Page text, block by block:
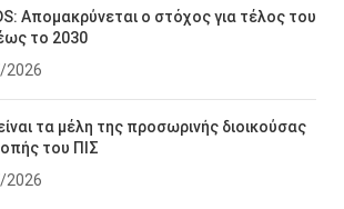
Απομακρύνεται ο στόχος για τέλος του
το 2030
2026
τα μέλη της προσωρινής διοικούσας
του ΠΙΣ
2026